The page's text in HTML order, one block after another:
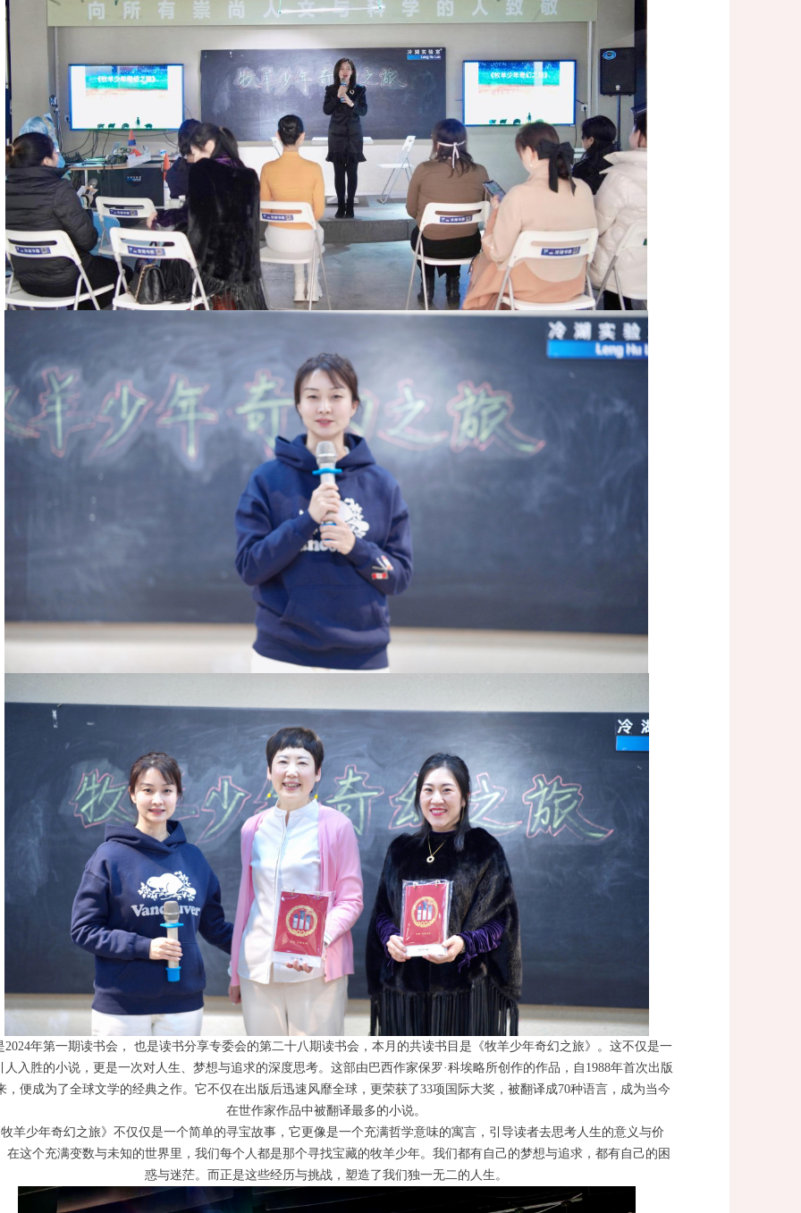
2024年第一期读书会， 也是读书分享专委会的第二十八期读书会，本月的共读书目是《牧羊少年奇幻之旅》。这不仅是一
人入胜的小说，更是一次对人生、梦想与追求的深度思考。这部由巴西作家保罗·科埃略所创作的作品，自1988年首次出版
，便成为了全球文学的经典之作。它不仅在出版后迅速风靡全球，更荣获了33项国际大奖，被翻译成70种语言，成为当今
在世作家作品中被翻译最多的小说。
羊少年奇幻之旅》不仅仅是一个简单的寻宝故事，它更像是一个充满哲学意味的寓言，引导读者去思考人生的意义与价
在这个充满变数与未知的世界里，我们每个人都是那个寻找宝藏的牧羊少年。我们都有自己的梦想与追求，都有自己的困
惑与迷茫。而正是这些经历与挑战，塑造了我们独一无二的人生。